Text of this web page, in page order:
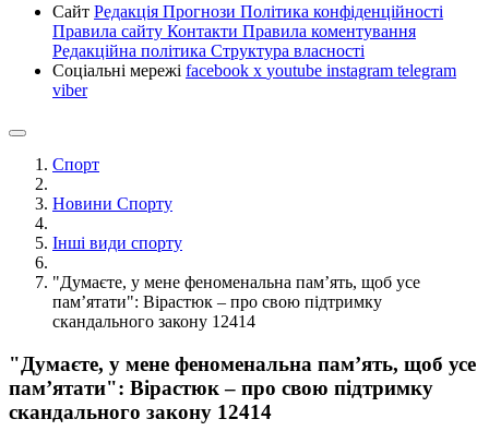
Сайт Редакція Прогнози Політика конфіденційності
Правила сайту Контакти Правила коментування
Редакційна політика Структура власності
Соціальні мережі facebook x youtube instagram telegram
viber
Спорт
Новини Спорту
Інші види спорту
"Думаєте, у мене феноменальна памʼять, щоб усе
памʼятати": Вірастюк – про свою підтримку
скандального закону 12414
"Думаєте, у мене феноменальна памʼять, щоб усе
памʼятати": Вірастюк – про свою підтримку
скандального закону 12414